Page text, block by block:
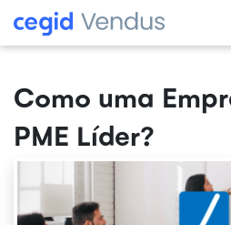
Como uma
PME Líder?